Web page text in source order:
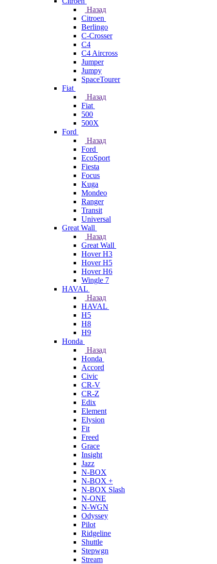
Назад
Citroen
Berlingo
C-Crosser
C4
C4 Aircross
Jumper
Jumpy
SpaceTourer
Fiat
Назад
Fiat
500
500X
Ford
Назад
Ford
EcoSport
Fiesta
Focus
Kuga
Mondeo
Ranger
Transit
Universal
Great Wall
Назад
Great Wall
Hover H3
Hover H5
Hover H6
Wingle 7
HAVAL
Назад
HAVAL
H5
H8
H9
Honda
Назад
Honda
Accord
Civic
CR-V
CR-Z
Edix
Element
Elysion
Fit
Freed
Grace
Insight
Jazz
N-BOX
N-BOX +
N-BOX Slash
N-ONE
N-WGN
Odyssey
Pilot
Ridgeline
Shuttle
Stepwgn
Stream